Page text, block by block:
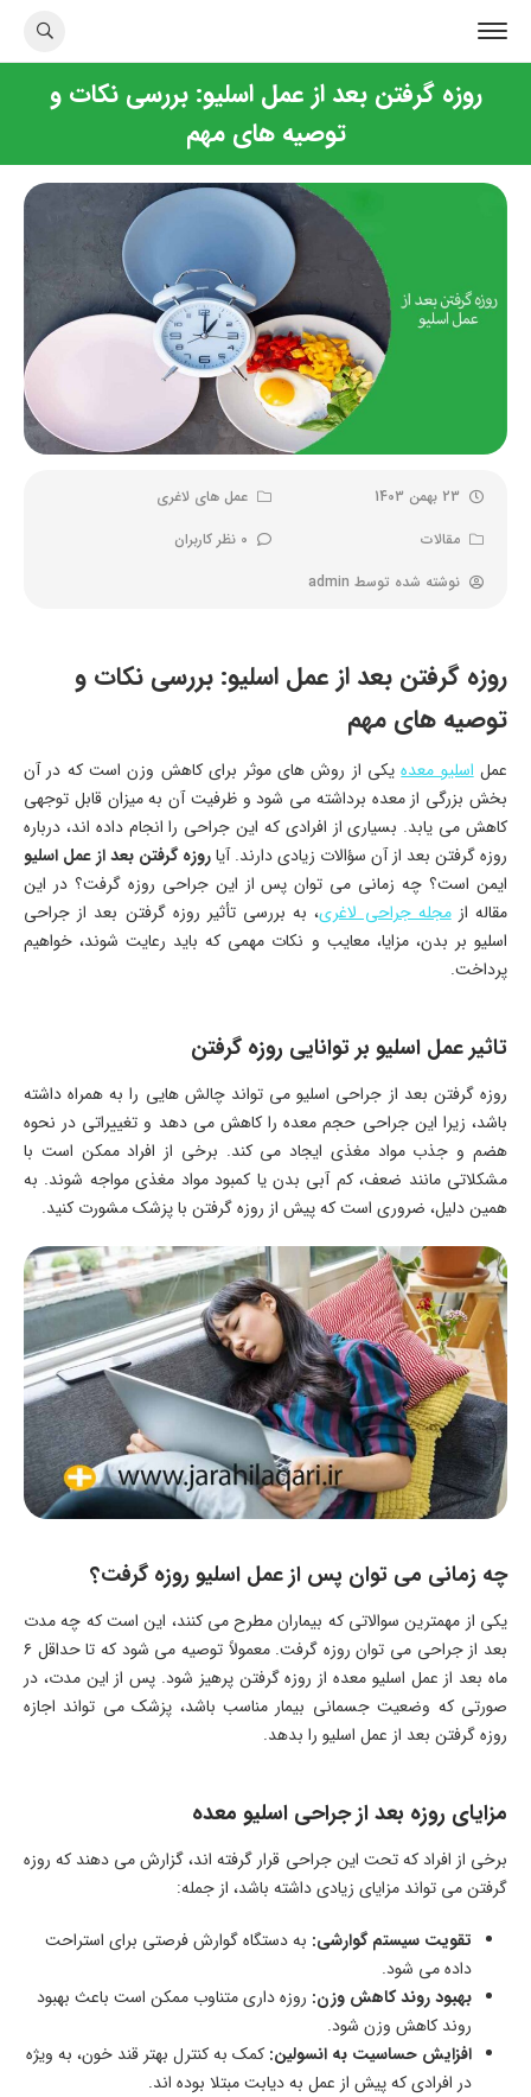
روزه گرفتن بعد از عمل اسلیو: بررسی نکات و
توصیه های مهم
23 بهمن 1403
عمل های لاغری
مقالات
0 نظر کاربران
نوشته شده توسط admin
روزه گرفتن بعد از عمل اسلیو: بررسی نکات و
توصیه های مهم
عملاسلیو معدهیکی از روش های موثر برای کاهش وزن است که در آن
بخش بزرگی از معده برداشته می شود و ظرفیت آن به میزان قابل توجهی
کاهش می یابد. بسیاری از افرادی که این جراحی را انجام داده اند، درباره
روزه گرفتن بعد از آن سؤالات زیادی دارند. آیاروزه گرفتن بعد از عمل اسلیو
ایمن است؟ چه زمانی می توان پس از این جراحی روزه گرفت؟ در این
مقاله ازمجله جراحی لاغری، به بررسی تأثیر روزه گرفتن بعد از جراحی
اسلیو بر بدن، مزایا، معایب و نکات مهمی که باید رعایت شوند، خواهیم
پرداخت.
تاثیر عمل اسلیو بر توانایی روزه گرفتن
روزه گرفتن بعد از جراحی اسلیو می تواند چالش هایی را به همراه داشته
باشد، زیرا این جراحی حجم معده را کاهش می دهد و تغییراتی در نحوه
هضم و جذب مواد مغذی ایجاد می کند. برخی از افراد ممکن است با
مشکلاتی مانند ضعف، کم آبی بدن یا کمبود مواد مغذی مواجه شوند. به
همین دلیل، ضروری است که پیش از روزه گرفتن با پزشک مشورت کنید.
چه زمانی می توان پس از عمل اسلیو روزه گرفت؟
یکی از مهمترین سوالاتی که بیماران مطرح می کنند، این است که چه مدت
بعد از جراحی می توان روزه گرفت. معمولاً توصیه می شود که تا حداقل ۶
ماه بعد از عمل اسلیو معده از روزه گرفتن پرهیز شود. پس از این مدت، در
صورتی که وضعیت جسمانی بیمار مناسب باشد، پزشک می تواند اجازه
روزه گرفتن بعد از عمل اسلیو را بدهد.
مزایای روزه بعد از جراحی اسلیو معده
برخی از افراد که تحت این جراحی قرار گرفته اند، گزارش می دهند که روزه
گرفتن می تواند مزایای زیادی داشته باشد، از جمله:
تقویت سیستم گوارشی: به دستگاه گوارش فرصتی برای استراحت
داده می شود.
بهبود روند کاهش وزن: روزه داری متناوب ممکن است باعث بهبود
روند کاهش وزن شود.
افزایش حساسیت به انسولین: کمک به کنترل بهتر قند خون، به ویژه
در افرادی که پیش از عمل به دیابت مبتلا بوده اند.